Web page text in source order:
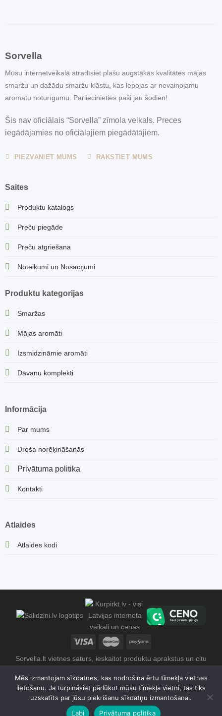
Sorvella
Mūsu internetveikalā atradīsiet plašu augstākās kvalitātes mājas
smaržu un dažādu smaržu klāstu, kas lepojas ar nevainojamu
aromātu noturīgumu. Pārliecinieties paši jau šodien!
Šis nav oficiālais “Sorvella” zīmola veikals. Preces
iegādājamies no oficiālajiem piegādātājiem.
PIEZVANIET MUMS RAKSTIET MUMS
Saites
Produktu katalogs
Preču piegāde
Preču atgriešana
Noteikumi un Nosacījumi
Produktu kategorijas
Smaržas
Mājas aromāti
Izsmidzināmie aromāti
Dāvanu komplekti
Informācija
Par mums
Droša norēķināšanās
Privātuma politika
Kontakti
Atlaides
Atlaides kodi
Sorvella.lt vietnes saturs, ieskaitot produktu aprakstus un citu
kopēšana un izplatīšana bez īpašnieka piekrišanas ir stingri
aizliegta. 2026 © Sorvella Latvia | Gretos Zenovaitės -
Petkuvienės individuālā darbība 1162831, PVN kods:
Mēs izmantojam sīkdatnes, kas nodrošina ērtu tīmekļa vietnes
lietošanu. Ja turpināsiet pārlūkot mūsu tīmekļa vietni, tas tiks
uzskatīts par jūsu piekrišanu sīkdatņu izmantošanai.
Labi
Privātuma politika